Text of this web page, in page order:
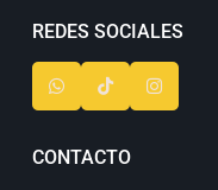
REDES SOCIALES
CONTACTO